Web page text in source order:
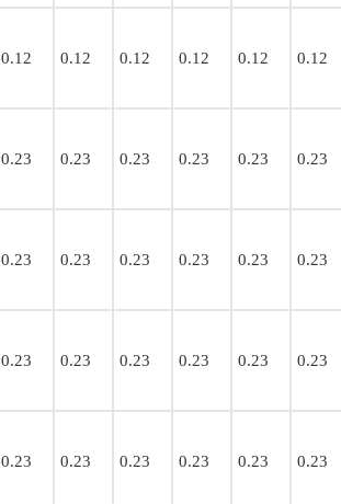
0.12 0.12 0.12 0.12 0.12 0.12
0.23 0.23 0.23 0.23 0.23 0.23
0.23 0.23 0.23 0.23 0.23 0.23
0.23 0.23 0.23 0.23 0.23 0.23
0.23 0.23 0.23 0.23 0.23 0.23